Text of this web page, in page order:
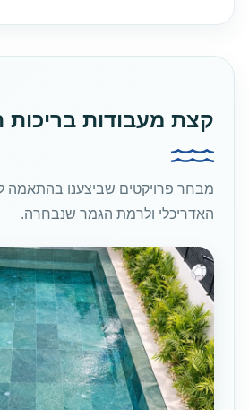
קצת מעבודות בריכות
מבחר פרויקטים שביצענו בהתאמה
האדריכלי ולרמת הגמר שנבחרה.